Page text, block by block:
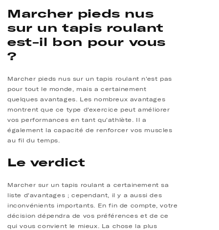
Marcher pieds nus
sur un tapis roulant
est-il bon pour vous
?
Marcher pieds nus sur un tapis roulant n'est pas
pour tout le monde, mais a certainement
quelques avantages. Les nombreux avantages
montrent que ce type d'exercice peut améliorer
vos performances en tant qu'athlète. Il a
également la capacité de renforcer vos muscles
au fil du temps.
Le verdict
Marcher sur un tapis roulant a certainement sa
liste d'avantages ; cependant, il y a aussi des
inconvénients importants. En fin de compte, votre
décision dépendra de vos préférences et de ce
qui vous convient le mieux. La chose la plus